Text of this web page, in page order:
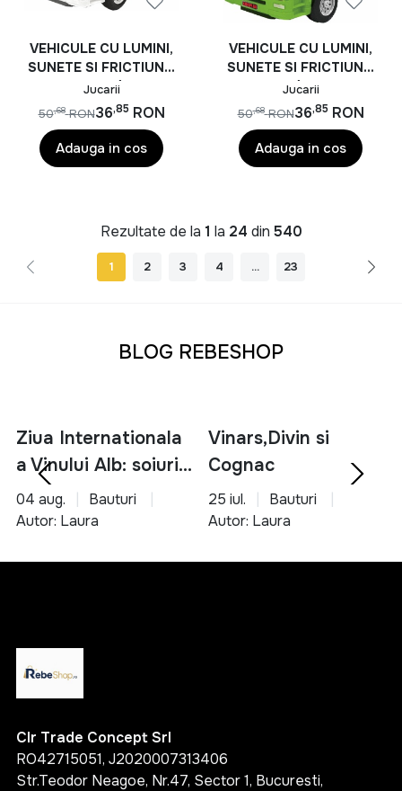
VEHICULE CU LUMINI,
SUNETE SI FRICTIUNE,
SCARA 1/24,
17CM,BASCULANTA
Jucarii
36,85 RON
50,68 RON
Adauga in cos
VEHICULE CU LUMINI,
SUNETE SI FRICTIUNE,
SCARA 1/24, 15CM,
EXCAVATOR
Jucarii
36,85 RON
50,68 RON
Adauga in cos
Rezultate de la 1 la 24 din 540
1 2 3 4 ... 23
BLOG REBESHOP
Ziua Internationala
a Vinului Alb: soiuri,
servire si asocieri
culinare
04 aug.
Bauturi
Autor: Laura
Vinars,Divin si
Cognac
25 iul.
Bauturi
Autor: Laura
Clr Trade Concept Srl
RO42715051, J2020007313406
Str.Teodor Neagoe, Nr.47, Sector 1, Bucuresti,